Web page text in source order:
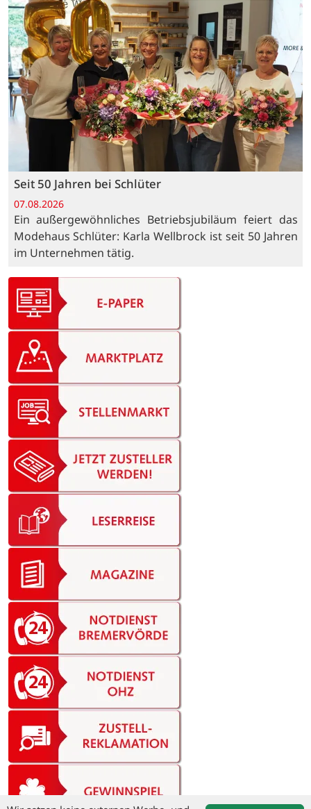
Seit 50 Jahren bei Schlüter
07.08.2026
Ein außergewöhnliches Betriebsjubiläum feiert das
Modehaus Schlüter: Karla Wellbrock ist seit 50 Jahren
im Unternehmen tätig.